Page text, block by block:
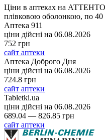
Ціни в аптеках на АТТЕНТО
плівковою оболонкою, по
Аптека 911
ціни дійсні на 06.08.2026
752 грн
сайт аптеки
Аптека Доброго Дня
ціни дійсні на 06.08.2026
724.8 грн
сайт аптеки
Tabletki.ua
ціни дійсні на 06.08.2026
689.04 — 826.85 грн
сайт аптеки